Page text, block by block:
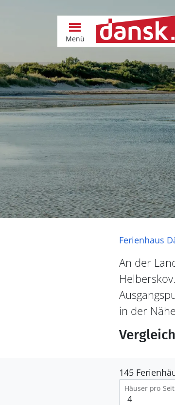
Menü
Ferienhaus
An der
Helberskov.
in der
145
Häuser pro